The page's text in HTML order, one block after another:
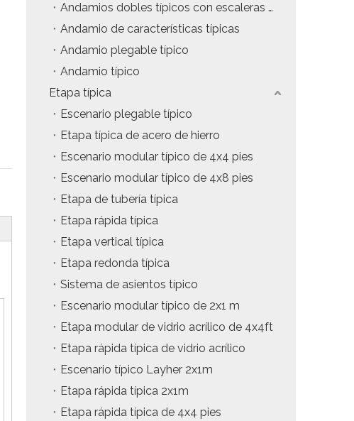
Precio del estuche de vuelo
Precio de la maquinaria de escenario
Precio de la carpa para eventos
Precio del andamio de aluminio
producto tipico
Andamios dobles típicos con escaleras de inclinación
Andamio de características típicas
Andamio plegable típico
Andamio típico
Etapa típica
Escenario plegable típico
Etapa típica de acero de hierro
Escenario modular típico de 4x4 pies
Escenario modular típico de 4x8 pies
Etapa de tubería típica
Etapa rápida típica
Etapa vertical típica
Etapa redonda típica
Sistema de asientos típico
Escenario modular típico de 2x1 m
Etapa modular de vidrio acrílico de 4x4ft
Etapa rápida típica de vidrio acrílico
Escenario típico Layher 2x1m
Etapa rápida típica 2x1m
Etapa rápida típica de 4x4 pies